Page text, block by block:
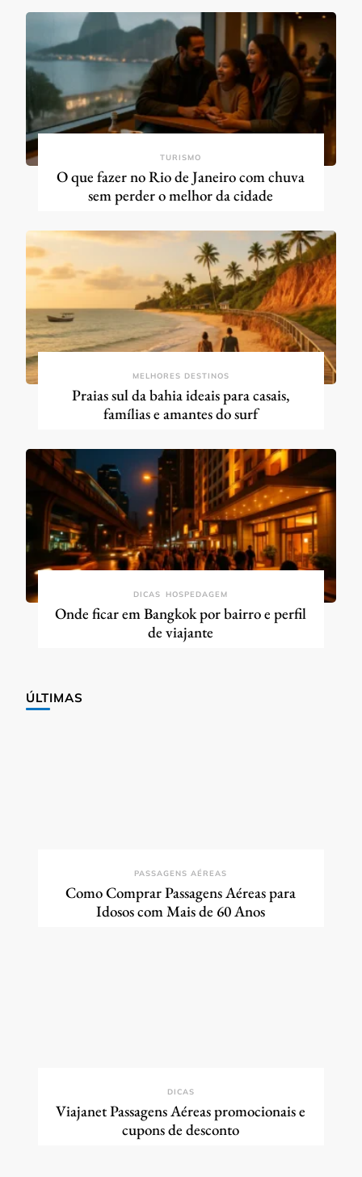
TURISMO
O que fazer no Rio de Janeiro com chuva
sem perder o melhor da cidade
MELHORES DESTINOS
Praias sul da bahia ideais para casais,
famílias e amantes do surf
DICAS HOSPEDAGEM
Onde ficar em Bangkok por bairro e perfil
de viajante
ÚLTIMAS
PASSAGENS AÉREAS
Como Comprar Passagens Aéreas para
Idosos com Mais de 60 Anos
DICAS
Viajanet Passagens Aéreas promocionais e
cupons de desconto